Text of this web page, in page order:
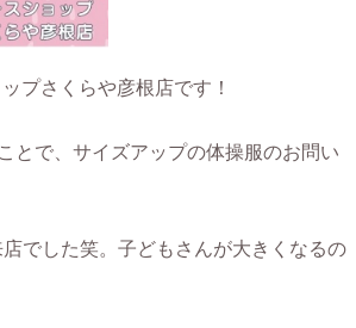
プさくらや彦根店です！
とで、サイズアップの体操服のお問い
でした笑。子どもさんが大きくなるの